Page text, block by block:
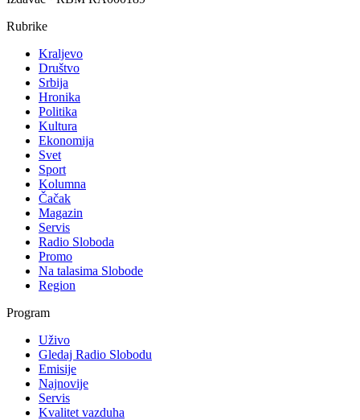
Rubrike
Kraljevo
Društvo
Srbija
Hronika
Politika
Kultura
Ekonomija
Svet
Sport
Kolumna
Čačak
Magazin
Servis
Radio Sloboda
Promo
Na talasima Slobode
Region
Program
Uživo
Gledaj Radio Slobodu
Emisije
Najnovije
Servis
Kvalitet vazduha